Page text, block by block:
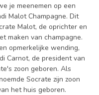
je meenemen op een
Malot Champagne. Dit
Malot, de oprichter en
maken van champagne.
opmerkelijke wending,
Carnot, de president van
zoon geboren. Als
Socrate zijn zoon
het huis geboren.